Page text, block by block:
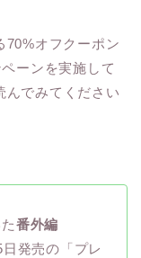
70%オフクーポン
ーンを実施して
んでみてください
番外編
発売の「プレ